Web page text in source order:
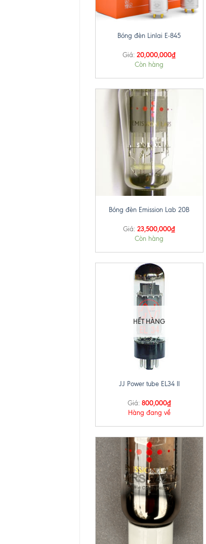
Bóng đèn Linlai E-845
Giá: 20,000,000₫
Còn hàng
Bóng đèn Emission Lab 20B
Giá: 23,500,000₫
Còn hàng
HẾT HÀNG
JJ Power tube EL34 II
Giá: 800,000₫
Hàng đang về
+